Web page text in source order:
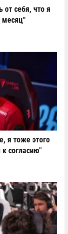
себя, что я
месяц"
я тоже этого
к согласию"